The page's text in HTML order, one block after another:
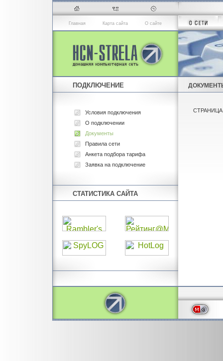
Главная Карта сайта О сайте
ПОДКЛЮЧЕНИЕ
Условия подключения
О подключении
Документы
Правила сети
Анкета подбора тарифа
Заявка на подключение
СТАТИСТИКА САЙТА